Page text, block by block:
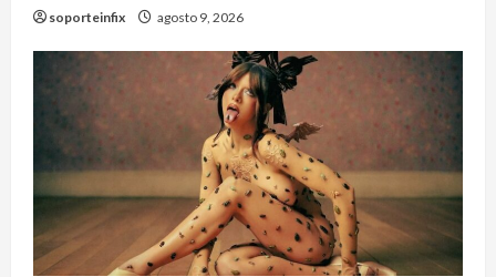
soporteinfix agosto 9, 2026